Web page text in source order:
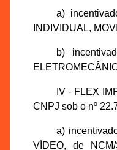
a)
INDIVIDUAL,
b)
IV - FLEX
CNPJ sob o nº
a)
VÍDEO, de